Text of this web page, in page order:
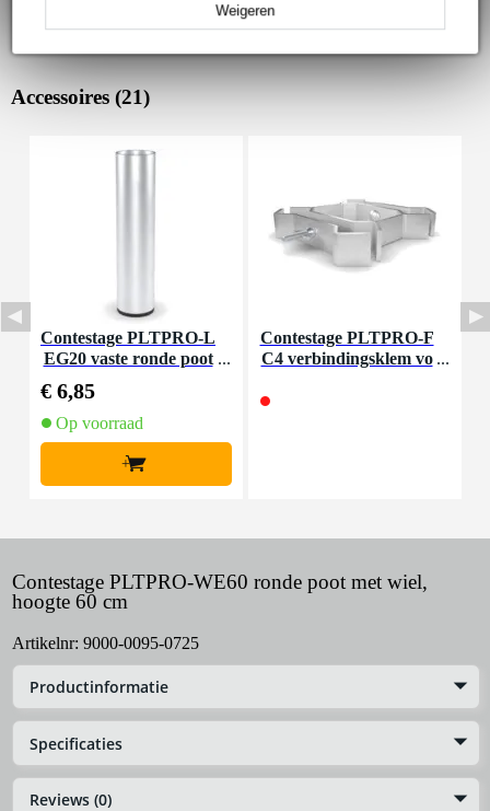
Weigeren
Accessoires (21)
Contestage PLTPRO-L
EG20 vaste ronde poot
€ 6,85
Op voorraad
+
Contestage PLTPRO-F
C4 verbindingsklem vo
Contestage PLTPRO-WE60 ronde poot met wiel,
hoogte 60 cm
Artikelnr: 9000-0095-0725
Productinformatie
Specificaties
Reviews (0)